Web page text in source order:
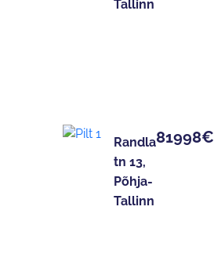
Tallinn
Randla
tn 13,
Põhja-
Tallinn
81998€